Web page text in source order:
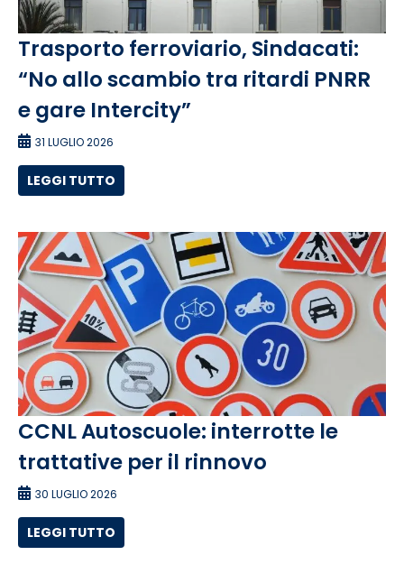
Trasporto ferroviario, Sindacati:
“No allo scambio tra ritardi PNRR
e gare Intercity”
31 LUGLIO 2026
LEGGI TUTTO
CCNL Autoscuole: interrotte le
trattative per il rinnovo
30 LUGLIO 2026
LEGGI TUTTO